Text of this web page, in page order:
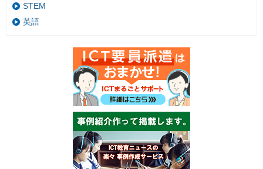
STEM
英語